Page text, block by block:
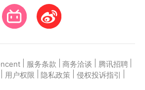
服务条款 商务洽谈 腾讯招聘
用户权限 隐私政策 侵权投诉指引